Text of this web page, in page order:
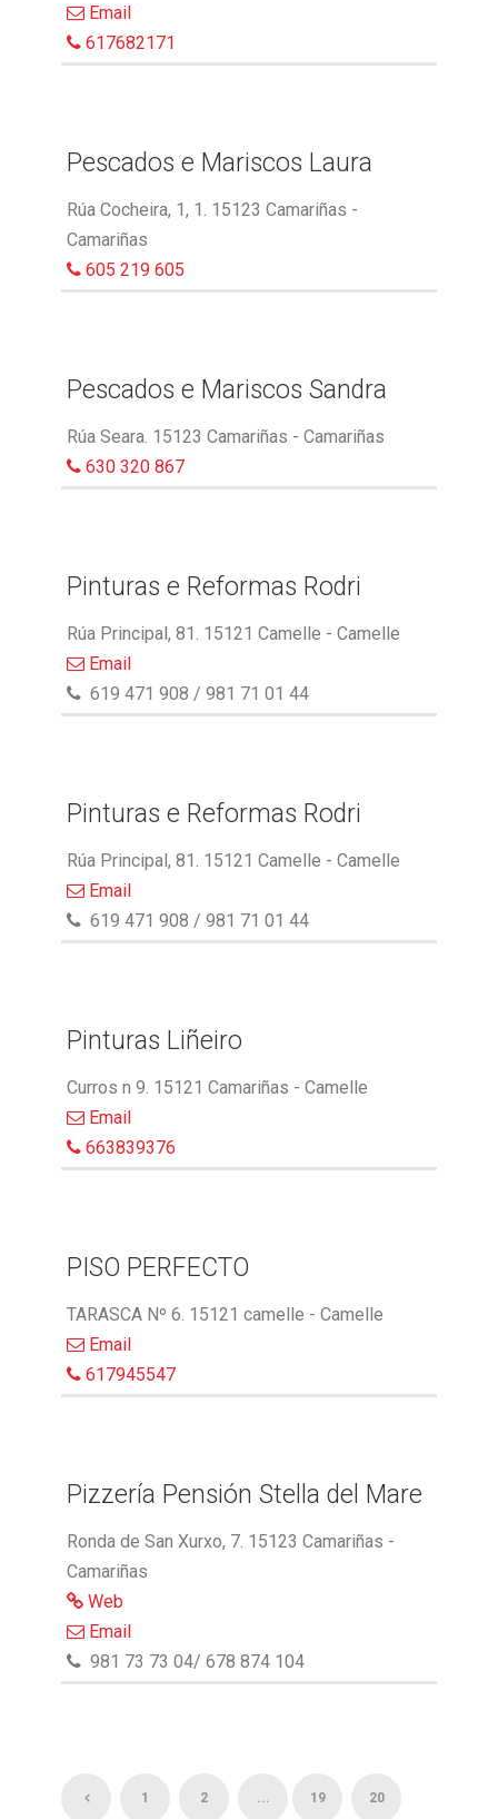
Email
617682171
Pescados e Mariscos Laura
Rúa Cocheira, 1, 1. 15123 Camariñas -
Camariñas
605 219 605
Pescados e Mariscos Sandra
Rúa Seara. 15123 Camariñas - Camariñas
630 320 867
Pinturas e Reformas Rodri
Rúa Principal, 81. 15121 Camelle - Camelle
Email
619 471 908 / 981 71 01 44
Pinturas e Reformas Rodri
Rúa Principal, 81. 15121 Camelle - Camelle
Email
619 471 908 / 981 71 01 44
Pinturas Liñeiro
Curros n 9. 15121 Camariñas - Camelle
Email
663839376
PISO PERFECTO
TARASCA Nº 6. 15121 camelle - Camelle
Email
617945547
Pizzería Pensión Stella del Mare
Ronda de San Xurxo, 7. 15123 Camariñas -
Camariñas
Web
Email
981 73 73 04/ 678 874 104
1 2 ... 19 20